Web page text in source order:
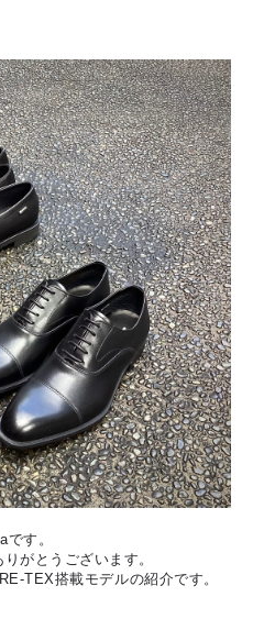
す。
がとうございます。
TEX搭載モデルの紹介です。